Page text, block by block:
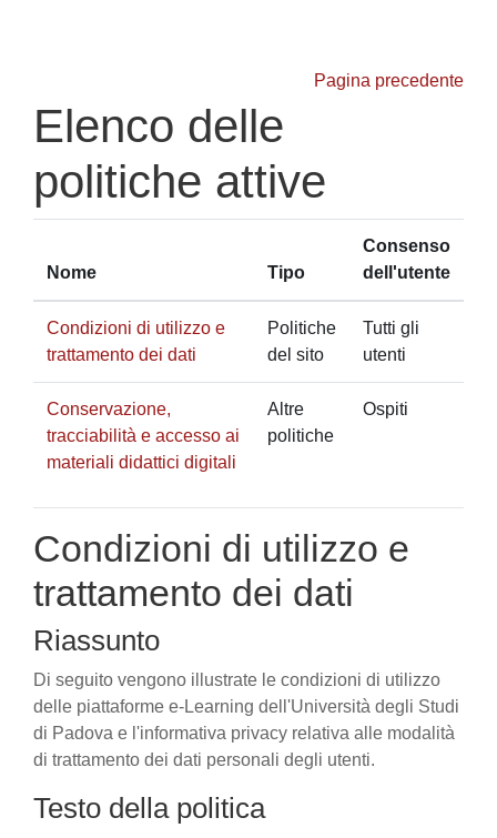
Pagina precedente
Elenco delle
politiche attive
Nome Tipo
Consenso
dell'utente
Condizioni di utilizzo e
trattamento dei dati
Politiche
del sito
Tutti gli
utenti
Conservazione,
tracciabilità e accesso ai
materiali didattici digitali
Altre
politiche
Ospiti
Condizioni di utilizzo e
trattamento dei dati
Riassunto
Di seguito vengono illustrate le condizioni di utilizzo
delle piattaforme e-Learning dell'Università degli Studi
di Padova e l'informativa privacy relativa alle modalità
di trattamento dei dati personali degli utenti.
Testo della politica